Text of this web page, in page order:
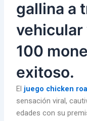
gallina a
vehicular
100
exitoso.
El juego chicken
sensación viral,
edades con su